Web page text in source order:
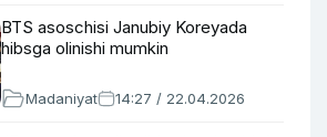
BTS asoschisi Janubiy Koreyada
hibsga olinishi mumkin
Madaniyat 14:27 / 22.04.2026